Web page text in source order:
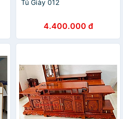
Tủ Giày 012
4.400.000 đ